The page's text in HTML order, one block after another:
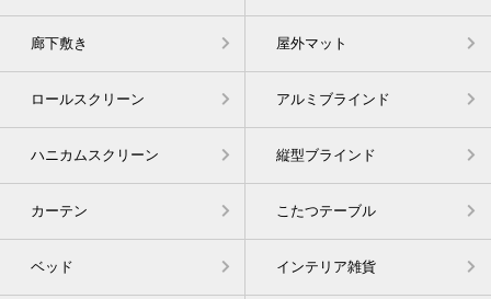
廊下敷き 屋外マット
ロールスクリーン アルミブラインド
ハニカムスクリーン 縦型ブラインド
カーテン こたつテーブル
ベッド インテリア雑貨